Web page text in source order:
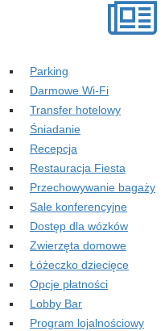
Parking
Darmowe Wi-Fi
Transfer hotelowy
Śniadanie
Recepcja
Restauracja Fiesta
Przechowywanie bagaży
Sale konferencyjne
Dostęp dla wózków
Zwierzęta domowe
Łóżeczko dziecięce
Opcje płatności
Lobby Bar
Program lojalnościowy